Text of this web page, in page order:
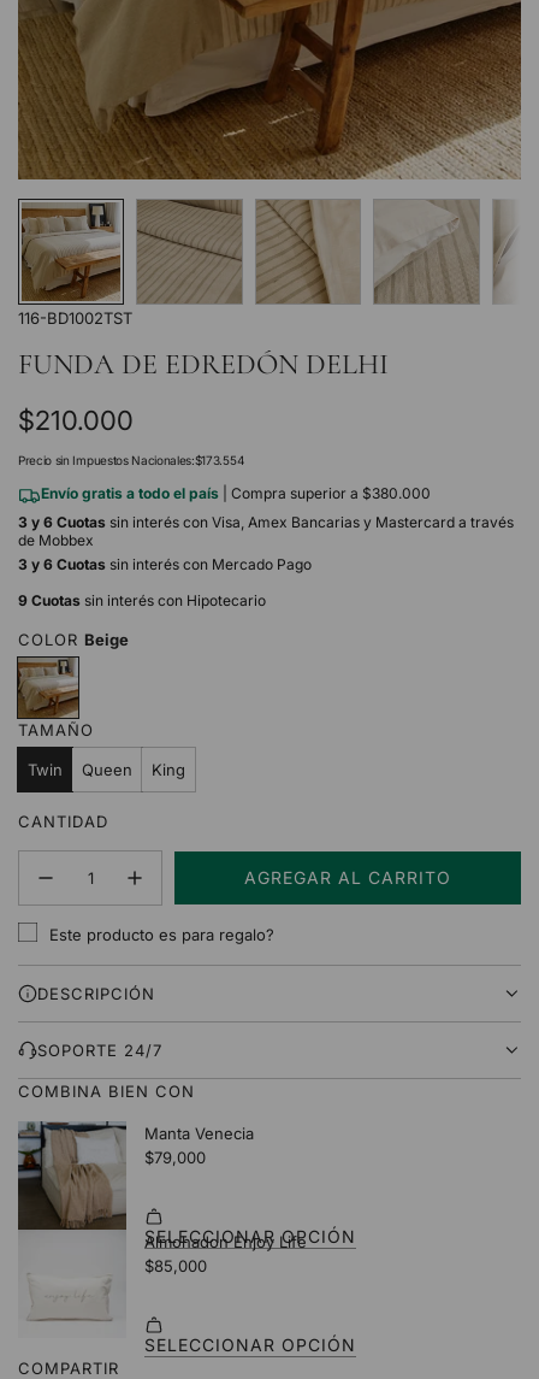
116-BD1002TST
FUNDA DE EDREDÓN DELHI
Precio
regular
$210.000
Precio sin Impuestos Nacionales:$173.554
Envío gratis a todo el país
| Compra superior a $380.000
3 y 6 Cuotas sin interés con Visa, Amex Bancarias y Mastercard a través
de Mobbex
3 y 6 Cuotas sin interés con Mercado Pago
9 Cuotas sin interés con Hipotecario
COLOR Beige
B
e
i
g
e
TAMAÑO
Twin Queen King
CANTIDAD
AGREGAR AL CARRITO
C
G
N
O
Este producto es para regalo?
DESCRIPCIÓN
SOPORTE 24/7
COMBINA BIEN CON
COMPARTIR